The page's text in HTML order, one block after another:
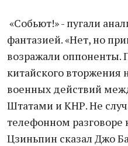
«Собьют!» - пугали
фантазией. «Нет, но
возражали оппоненты.
китайского вторжения
военных действий
Штатами и КНР. Не
телефонном разговоре
Цзиньпин сказал Джо